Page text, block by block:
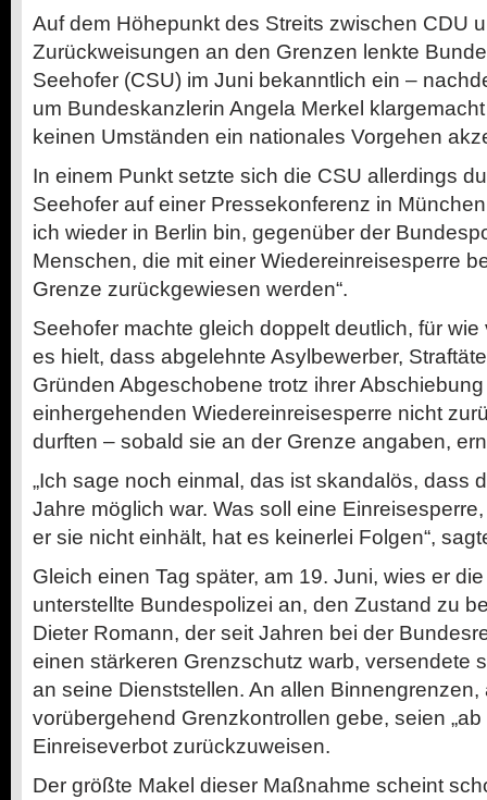
Auf dem Höhepunkt des Streits zwischen CDU
Zurückweisungen an den Grenzen lenkte
Seehofer (CSU) im Juni bekanntlich ein –
um Bundeskanzlerin Angela Merkel
keinen Umständen ein nationales Vorgehen
In einem Punkt setzte sich die CSU allerdings
Seehofer auf einer Pressekonferenz in
ich wieder in Berlin bin, gegenüber der
Menschen, die mit einer Wiedereinreisesperre
Grenze zurückgewiesen werden“.
Seehofer machte gleich doppelt deutlich, für
es hielt, dass abgelehnte Asylbewerber,
Gründen Abgeschobene trotz ihrer
einhergehenden Wiedereinreisesperre nicht
durften – sobald sie an der Grenze angaben,
„Ich sage noch einmal, das ist skandalös, dass
Jahre möglich war. Was soll eine
er sie nicht einhält, hat es keinerlei Folgen“,
Gleich einen Tag später, am 19. Juni, wies er
unterstellte Bundespolizei an, den Zustand zu
Dieter Romann, der seit Jahren bei der
einen stärkeren Grenzschutz warb, versendete
an seine Dienststellen. An allen Binnengrenzen,
vorübergehend Grenzkontrollen gebe, seien „ab
Einreiseverbot zurückzuweisen.
Der größte Makel dieser Maßnahme scheint